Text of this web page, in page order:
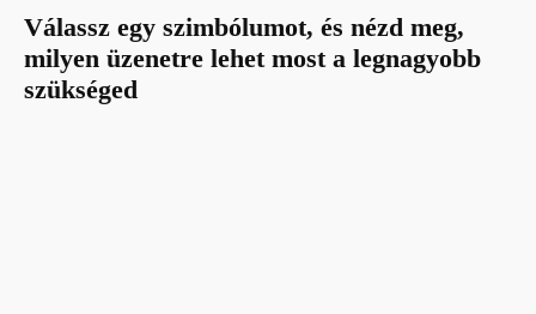
Válassz egy szimbólumot, és nézd meg,
milyen üzenetre lehet most a legnagyobb
szükséged